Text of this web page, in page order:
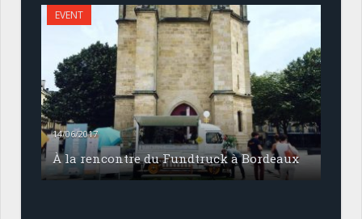
EVENT
14/06/2017
À la rencontre du Fundtruck à Bordeaux